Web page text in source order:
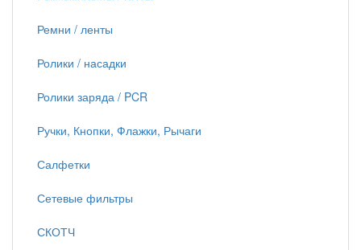
Ремни / ленты
Ролики / насадки
Ролики заряда / PCR
Ручки, Кнопки, Флажки, Рычаги
Салфетки
Сетевые фильтры
СКОТЧ